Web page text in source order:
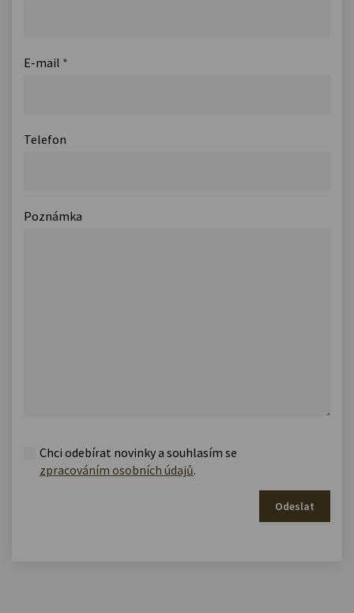
E-mail *
Telefon
Poznámka
Chci odebírat novinky a souhlasím se
zpracováním osobních údajů.
Odeslat